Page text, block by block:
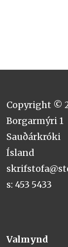
Copyright ©
Borgarmýri 1
Sauðárkróki
Ísland
s: 453 5433
Valmynd